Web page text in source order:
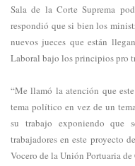
Sala de la Corte Suprema
respondió que si bien los
nuevos jueces que están
Laboral bajo los principios pro
“Me llamó la atención que
tema político en vez de un
su trabajo exponiendo que
trabajadores en este proyecto
Vocero de la Unión Portuaria